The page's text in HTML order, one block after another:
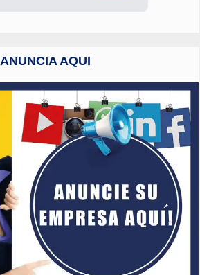
ANUNCIA AQUI